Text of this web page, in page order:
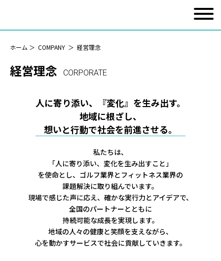
ホーム ＞ COMPANY ＞ 経営理念
経営理念 CORPORATE
人に寄り添い、『変化』を生み出す。
地域に根ざし、
想いと行動で社会を前進させる。
私たちは、
「人に寄り添い、変化を生み出すこと」
を使命とし、ゴルフ業界とフィットネス業界の
課題解決に取り組んでいます。
現場で感じた声に応え、確かな実行力とアイデアで、
全国のパートナーとともに
持続可能な成長を実現します。
地域の人々の健康と笑顔を支えながら、
心を動かすサービスで社会に貢献していきます。